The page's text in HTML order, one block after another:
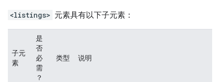
<listings> 元素具有以下子元素：
子元
素
是
否
必
需
？
类型 说明